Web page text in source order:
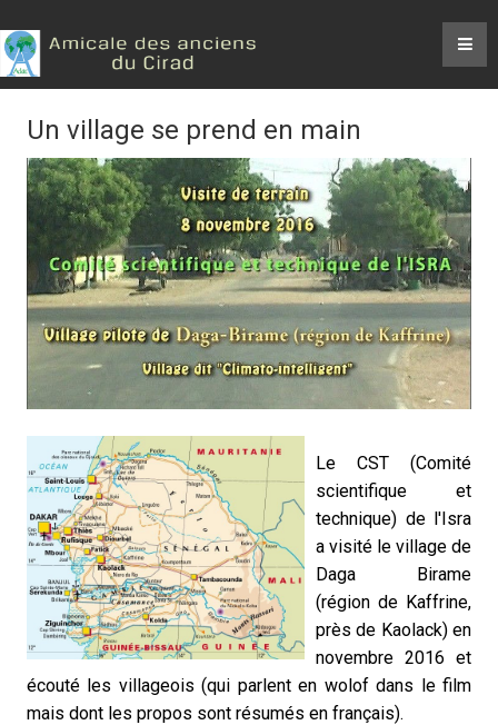
Un village se prend en main
Le CST (Comité
scientifique et
technique) de l'Isra
a visité le village de
Daga Birame
(région de Kaffrine,
près de Kaolack) en
novembre 2016 et
écouté les villageois (qui parlent en wolof dans le film
mais dont les propos sont résumés en français).